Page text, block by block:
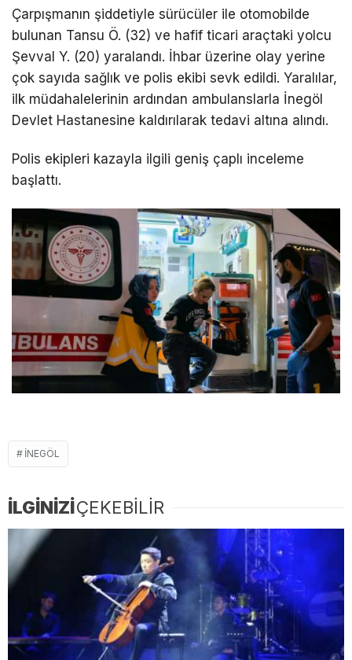
Çarpışmanın şiddetiyle sürücüler ile otomobilde
bulunan Tansu Ö. (32) ve hafif ticari araçtaki yolcu
Şevval Y. (20) yaralandı. İhbar üzerine olay yerine
çok sayıda sağlık ve polis ekibi sevk edildi. Yaralılar,
ilk müdahalelerinin ardından ambulanslarla İnegöl
Devlet Hastanesine kaldırılarak tedavi altına alındı.
Polis ekipleri kazayla ilgili geniş çaplı inceleme
başlattı.
İNEGÖL
İLGİNİZİÇEKEBİLİR